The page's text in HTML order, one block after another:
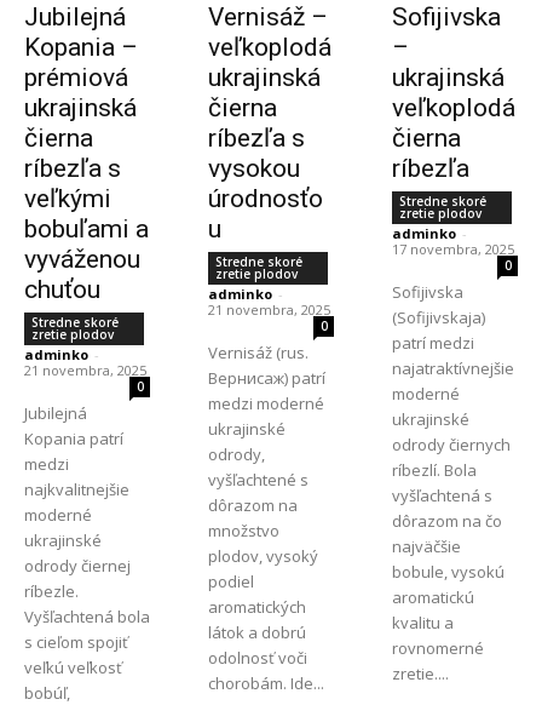
Jubilejná
Kopania –
prémiová
ukrajinská
čierna
ríbezľa s
veľkými
bobuľami a
vyváženou
chuťou
Stredne skoré
zretie plodov
adminko -
21 novembra, 2025
0
Jubilejná
Kopania patrí
medzi
najkvalitnejšie
moderné
ukrajinské
odrody čiernej
ríbezle.
Vyšľachtená bola
s cieľom spojiť
veľkú veľkosť
bobúľ,
Vernisáž –
veľkoplodá
ukrajinská
čierna
ríbezľa s
vysokou
úrodnosťo
u
Stredne skoré
zretie plodov
adminko -
21 novembra, 2025
0
Vernisáž (rus.
Вернисаж) patrí
medzi moderné
ukrajinské
odrody,
vyšľachtené s
dôrazom na
množstvo
plodov, vysoký
podiel
aromatických
látok a dobrú
odolnosť voči
chorobám. Ide...
Sofijivska
–
ukrajinská
veľkoplodá
čierna
ríbezľa
Stredne skoré
zretie plodov
adminko -
17 novembra, 2025
0
Sofijivska
(Sofijivskaja)
patrí medzi
najatraktívnejšie
moderné
ukrajinské
odrody čiernych
ríbezlí. Bola
vyšľachtená s
dôrazom na čo
najväčšie
bobule, vysokú
aromatickú
kvalitu a
rovnomerné
zretie....